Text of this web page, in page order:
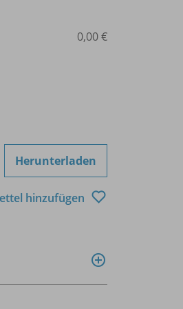
0,00 €
Herunterladen
hinzufügen